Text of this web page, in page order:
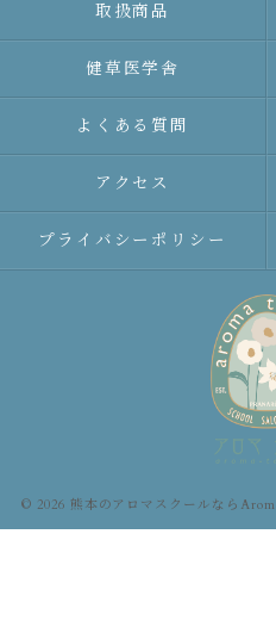
取扱商品
健草医学舎
よくある質問
アクセス
プライバシーポリシー
© 2026 熊本のアロマスクールなら